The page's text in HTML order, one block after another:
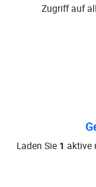
Zugriff auf
Laden Sie 1 aktive